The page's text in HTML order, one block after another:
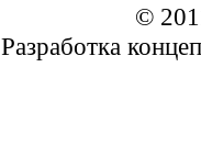
©
Разработка